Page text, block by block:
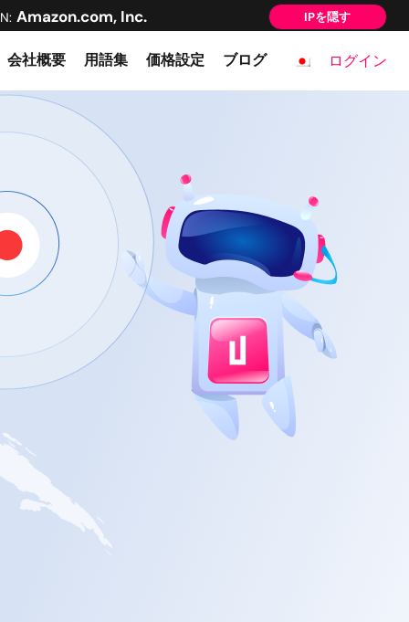
Amazon.com, Inc. IPを隠す
会社概要 用語集 価格設定 ブログ ログイン